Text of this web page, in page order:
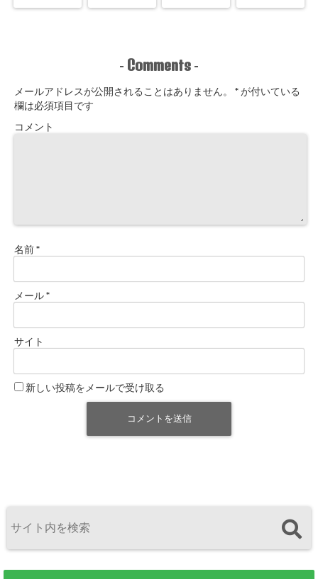
- Comments -
メールアドレスが公開されることはありません。 *が付いている
欄は必須項目です
コメント
名前*
メール*
サイト
新しい投稿をメールで受け取る